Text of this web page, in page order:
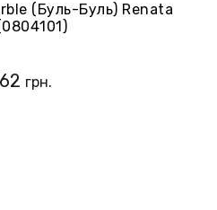
(Буль-Буль) Renata
грн.